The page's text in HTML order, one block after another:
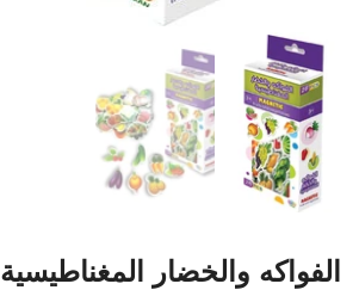
الفواكه والخضار المغناطيسية